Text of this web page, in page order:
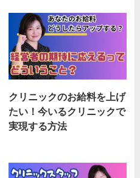
クリニックのお給料を上げ
たい！今いるクリニックで
実現する方法